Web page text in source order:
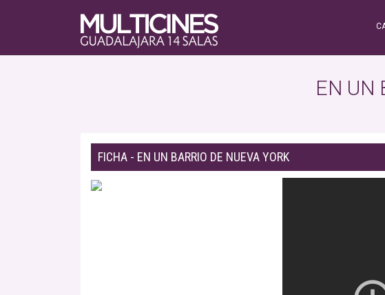
EN UN
FICHA - EN UN BARRIO DE NUEVA YORK